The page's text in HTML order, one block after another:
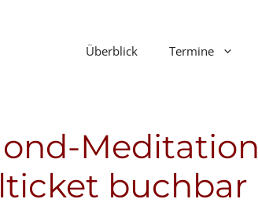
Überblick Termine
buchbar